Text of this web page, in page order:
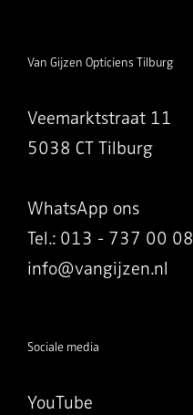
Van Gijzen Opticiens Tilburg
Veemarktstraat 11
5038 CT Tilburg
WhatsApp ons
Tel.: 013 - 737 00 08
info@vangijzen.nl
Sociale media
YouTube